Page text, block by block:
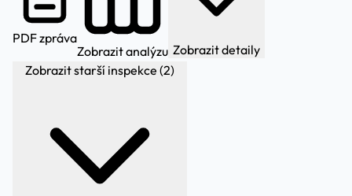
PDF zpráva
Zobrazit analýzu Zobrazit detaily
Zobrazit starší inspekce (2)